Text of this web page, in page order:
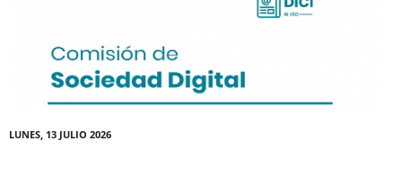
LUNES, 13 JULIO 2026